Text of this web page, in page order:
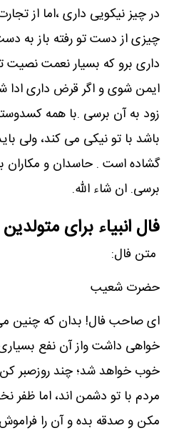
در چیز نیکویی داری ،اما از
چیزی از دست تو رفته باز به
داری برو که بسیار نعمت نصیت
ایمن شوی و اگر قرض داری ادا
زود به آن برسی .با همه
باشد با تو نیکی می کند، ولی
گشاده است . حاسدان و مکاران
برسی. ان شاء الله.
فال انبیاء برای
متن فال:
حضرت شعیب
ای صاحب فال! بدان که چنین
خواهی داشت واز آن نفع
خوب خواهد شد؛ چند روزصبر
مردم با تو دشمن اند، اما ظفر
مکن و صدقه بده و آن را